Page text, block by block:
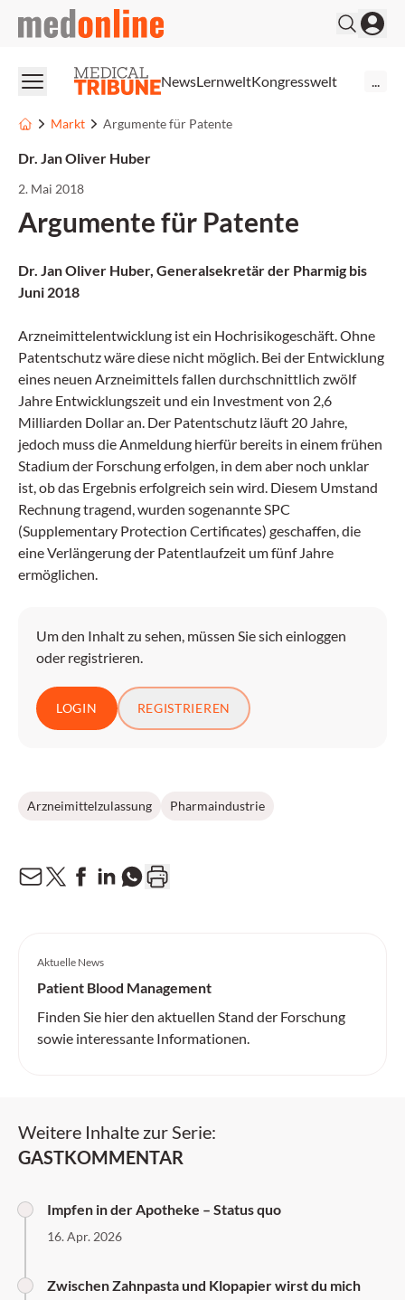
medonline
NewsLernweltKongresswelt
Markt Argumente für Patente
Dr. Jan Oliver Huber
2. Mai 2018
Argumente für Patente
Dr. Jan Oliver Huber, Generalsekretär der Pharmig bis
Juni 2018
Arzneimittelentwicklung ist ein Hochrisikogeschäft. Ohne
Patentschutz wäre diese nicht möglich. Bei der Entwicklung
eines neuen Arzneimittels fallen durchschnittlich zwölf
Jahre Entwicklungszeit und ein Investment von 2,6
Milliarden Dollar an. Der Patentschutz läuft 20 Jahre,
jedoch muss die Anmeldung hierfür bereits in einem frühen
Stadium der Forschung erfolgen, in dem aber noch unklar
ist, ob das Ergebnis erfolgreich sein wird. Diesem Umstand
Rechnung tragend, wurden sogenannte SPC
(Supplementary Protection Certificates) geschaffen, die
eine Verlängerung der Patentlaufzeit um fünf Jahre
ermöglichen.
Um den Inhalt zu sehen, müssen Sie sich einloggen
oder registrieren.
LOGIN REGISTRIEREN
Arzneimittelzulassung Pharmaindustrie
Aktuelle News
Patient Blood Management
Finden Sie hier den aktuellen Stand der Forschung
sowie interessante Informationen.
Weitere Inhalte zur Serie:
GASTKOMMENTAR
Impfen in der Apotheke – Status quo
16. Apr. 2026
Zwischen Zahnpasta und Klopapier wirst du mich